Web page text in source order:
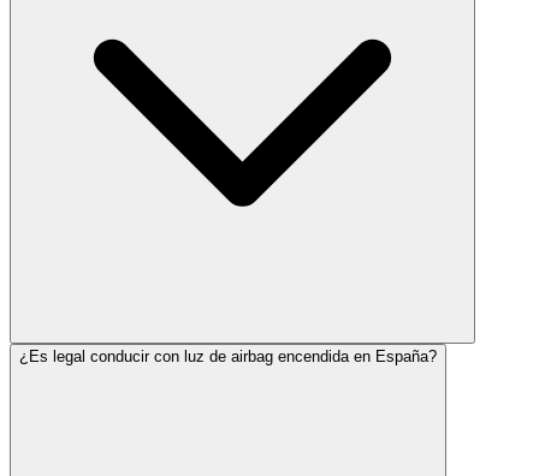
¿Es legal conducir con luz de airbag encendida en España?